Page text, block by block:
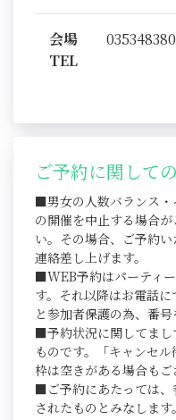
会場
TEL
ご予約に関して
■男女の人数バランス・
の開催を中止する場合
い。その場合、ご予約
連絡差し上げます。
■WEB予約はパーティ
す。それ以降はお電話
と参加者保護の為、番
■予約状況に関してまし
ものです。「キャンセ
枠は空きがある場合もご
■ご予約にあたっては、
されたものとみなします。